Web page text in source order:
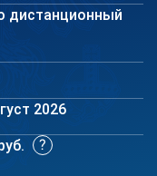
дистанционный
2026